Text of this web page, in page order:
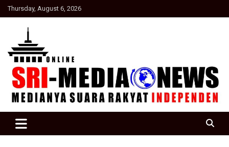
Skip
to
Thursday, August 6, 2026
SRI Media news